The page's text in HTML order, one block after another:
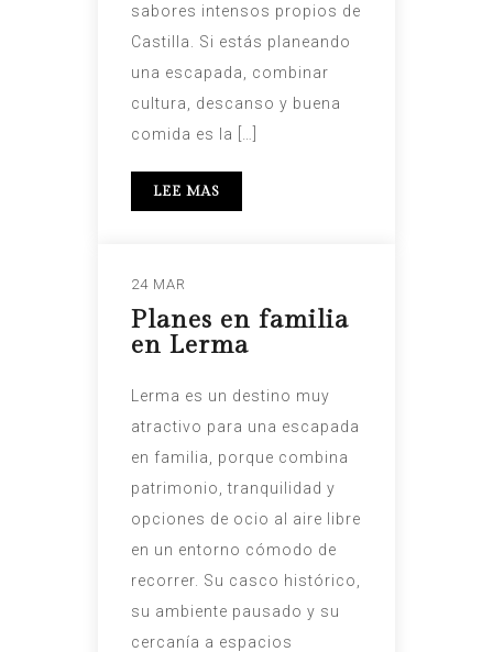
sabores intensos propios de
Castilla. Si estás planeando
una escapada, combinar
cultura, descanso y buena
comida es la […]
LEE MAS
24 MAR
Planes en familia
en Lerma
Lerma es un destino muy
atractivo para una escapada
en familia, porque combina
patrimonio, tranquilidad y
opciones de ocio al aire libre
en un entorno cómodo de
recorrer. Su casco histórico,
su ambiente pausado y su
cercanía a espacios